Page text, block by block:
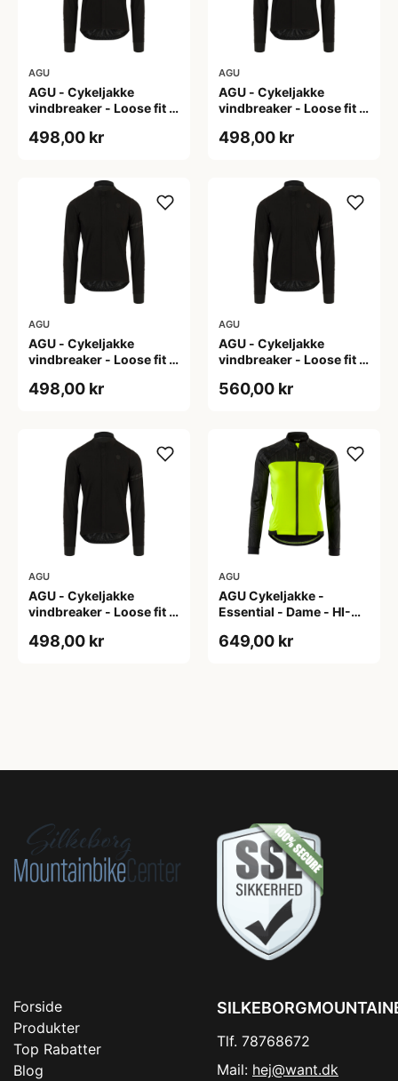
AGU
AGU - Cykeljakke
vindbreaker - Loose fit -
498,00 kr
AGU
AGU - Cykeljakke
vindbreaker - Loose fit -
498,00 kr
AGU
AGU - Cykeljakke
vindbreaker - Loose fit -
498,00 kr
AGU
AGU - Cykeljakke
vindbreaker - Loose fit -
560,00 kr
AGU
AGU - Cykeljakke
vindbreaker - Loose fit -
498,00 kr
AGU
AGU Cykeljakke -
Essential - Dame - HI-
649,00 kr
Forside
Produkter
Top Rabatter
Blog
Tlf. 78768672
Mail: hej@want.dk